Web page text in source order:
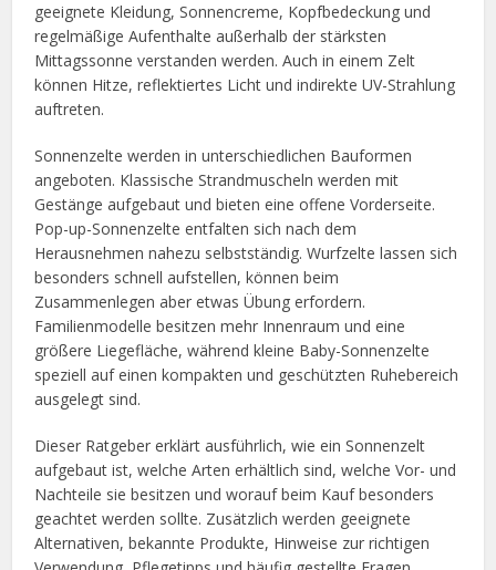
geeignete Kleidung, Sonnencreme, Kopfbedeckung und
regelmäßige Aufenthalte außerhalb der stärksten
Mittagssonne verstanden werden. Auch in einem Zelt
können Hitze, reflektiertes Licht und indirekte UV-Strahlung
auftreten.
Sonnenzelte werden in unterschiedlichen Bauformen
angeboten. Klassische Strandmuscheln werden mit
Gestänge aufgebaut und bieten eine offene Vorderseite.
Pop-up-Sonnenzelte entfalten sich nach dem
Herausnehmen nahezu selbstständig. Wurfzelte lassen sich
besonders schnell aufstellen, können beim
Zusammenlegen aber etwas Übung erfordern.
Familienmodelle besitzen mehr Innenraum und eine
größere Liegefläche, während kleine Baby-Sonnenzelte
speziell auf einen kompakten und geschützten Ruhebereich
ausgelegt sind.
Dieser Ratgeber erklärt ausführlich, wie ein Sonnenzelt
aufgebaut ist, welche Arten erhältlich sind, welche Vor- und
Nachteile sie besitzen und worauf beim Kauf besonders
geachtet werden sollte. Zusätzlich werden geeignete
Alternativen, bekannte Produkte, Hinweise zur richtigen